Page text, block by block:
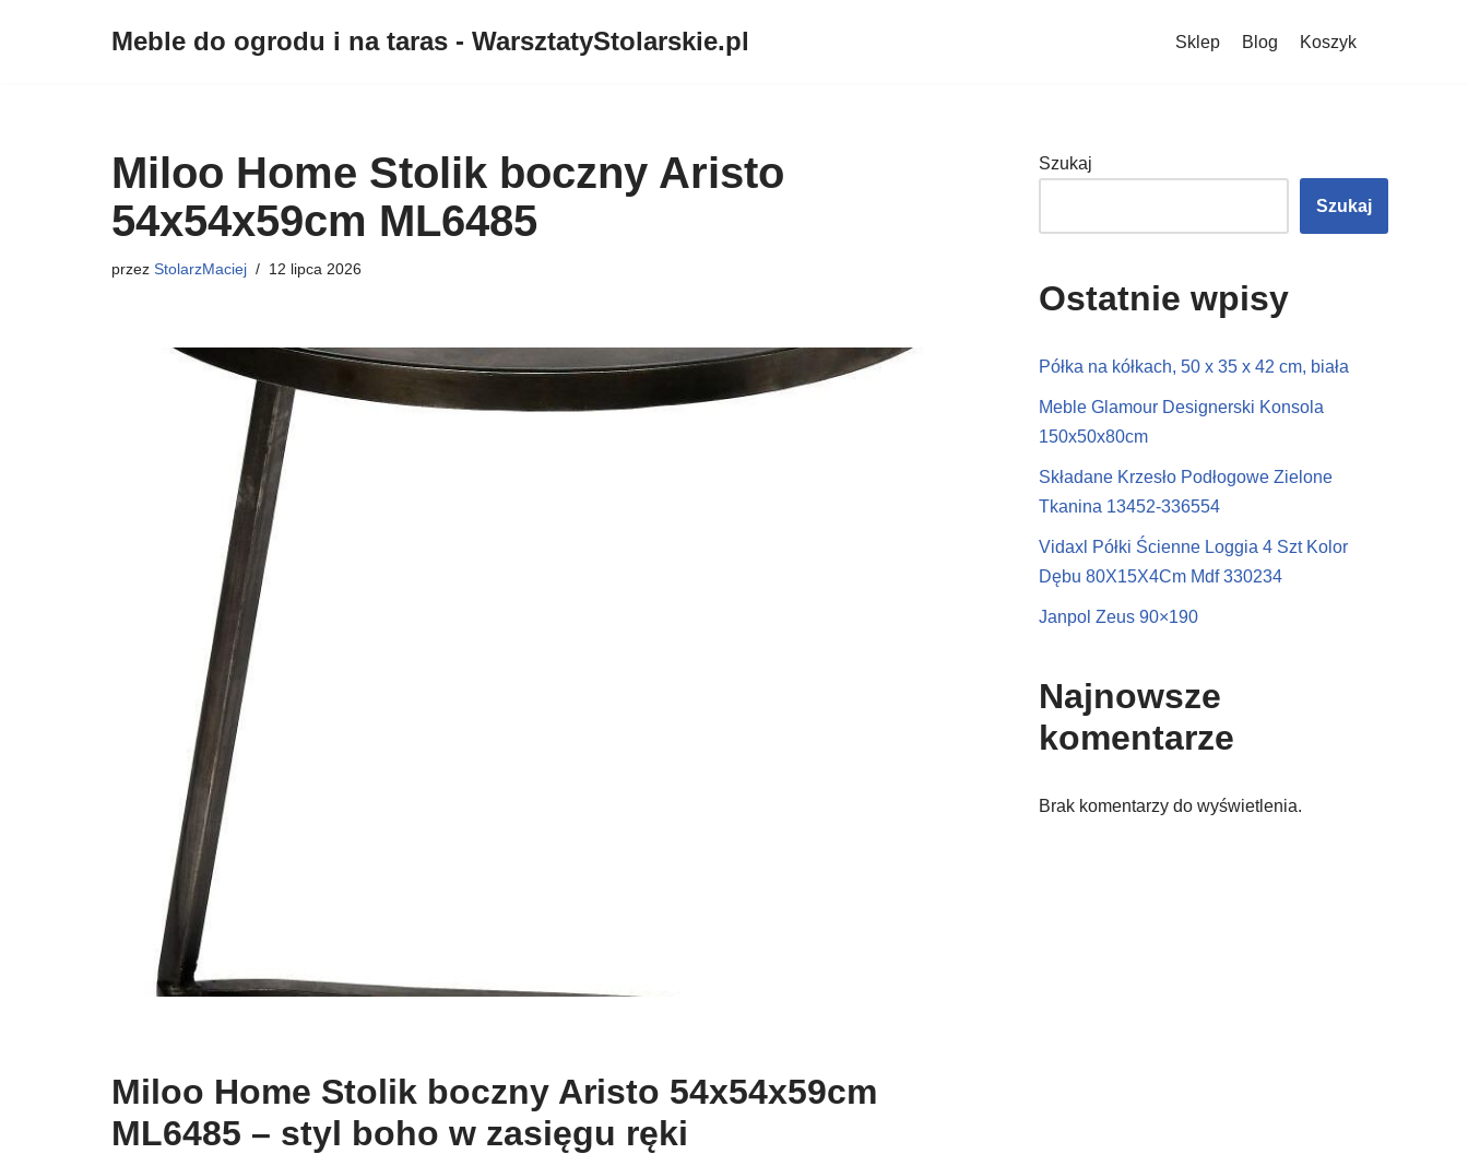
Meble do ogrodu i na taras - WarsztatyStolarskie.pl Sklep Blog Koszyk
Miloo Home Stolik boczny Aristo
54x54x59cm ML6485
przez StolarzMaciej 12 lipca 2026
Miloo Home Stolik boczny Aristo 54x54x59cm
ML6485 – styl boho w zasięgu ręki
Szukaj
Szukaj
Ostatnie wpisy
Półka na kółkach, 50 x 35 x 42 cm, biała
Meble Glamour Designerski Konsola
150x50x80cm
Składane Krzesło Podłogowe Zielone
Tkanina 13452-336554
Vidaxl Półki Ścienne Loggia 4 Szt Kolor
Dębu 80X15X4Cm Mdf 330234
Janpol Zeus 90×190
Najnowsze
komentarze
Brak komentarzy do wyświetlenia.